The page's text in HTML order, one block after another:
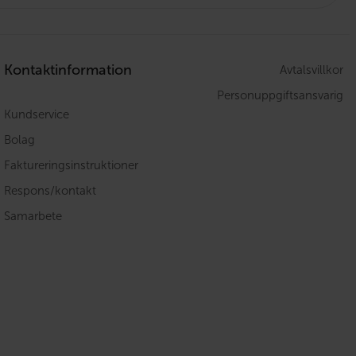
Kontaktinformation
Kundservice
Bolag
Faktureringsinstruktioner
Respons/kontakt
Samarbete
Avtalsvillkor
Personuppgiftsansvarig